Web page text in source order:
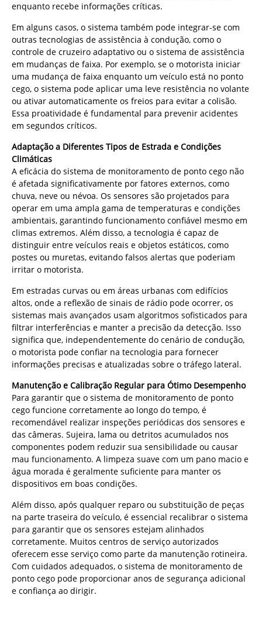
enquanto recebe informações críticas.
Em alguns casos, o sistema também pode integrar-se com
outras tecnologias de assistência à condução, como o
controle de cruzeiro adaptativo ou o sistema de assistência
em mudanças de faixa. Por exemplo, se o motorista iniciar
uma mudança de faixa enquanto um veículo está no ponto
cego, o sistema pode aplicar uma leve resistência no volante
ou ativar automaticamente os freios para evitar a colisão.
Essa proatividade é fundamental para prevenir acidentes
em segundos críticos.
Adaptação a Diferentes Tipos de Estrada e Condições
Climáticas
A eficácia do sistema de monitoramento de ponto cego não
é afetada significativamente por fatores externos, como
chuva, neve ou névoa. Os sensores são projetados para
operar em uma ampla gama de temperaturas e condições
ambientais, garantindo funcionamento confiável mesmo em
climas extremos. Além disso, a tecnologia é capaz de
distinguir entre veículos reais e objetos estáticos, como
postes ou muretas, evitando falsos alertas que poderiam
irritar o motorista.
Em estradas curvas ou em áreas urbanas com edifícios
altos, onde a reflexão de sinais de rádio pode ocorrer, os
sistemas mais avançados usam algoritmos sofisticados para
filtrar interferências e manter a precisão da detecção. Isso
significa que, independentemente do cenário de condução,
o motorista pode confiar na tecnologia para fornecer
informações precisas e atualizadas sobre o tráfego lateral.
Manutenção e Calibração Regular para Ótimo Desempenho
Para garantir que o sistema de monitoramento de ponto
cego funcione corretamente ao longo do tempo, é
recomendável realizar inspeções periódicas dos sensores e
das câmeras. Sujeira, lama ou detritos acumulados nos
componentes podem reduzir sua sensibilidade ou causar
mau funcionamento. A limpeza suave com um pano macio e
água morada é geralmente suficiente para manter os
dispositivos em boas condições.
Além disso, após qualquer reparo ou substituição de peças
na parte traseira do veículo, é essencial recalibrar o sistema
para garantir que os sensores estejam alinhados
corretamente. Muitos centros de serviço autorizados
oferecem esse serviço como parte da manutenção rotineira.
Com cuidados adequados, o sistema de monitoramento de
ponto cego pode proporcionar anos de segurança adicional
e confiança ao dirigir.